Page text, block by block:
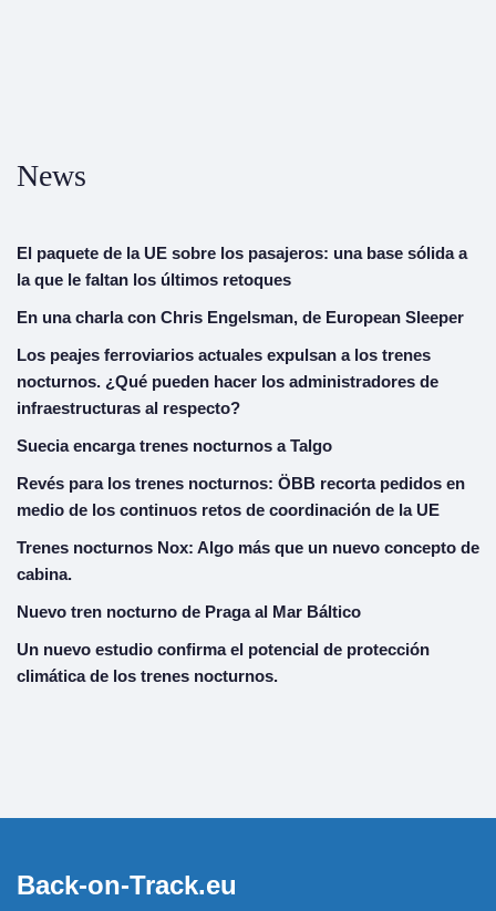
News
El paquete de la UE sobre los pasajeros: una base sólida a
la que le faltan los últimos retoques
En una charla con Chris Engelsman, de European Sleeper
Los peajes ferroviarios actuales expulsan a los trenes
nocturnos. ¿Qué pueden hacer los administradores de
infraestructuras al respecto?
Suecia encarga trenes nocturnos a Talgo
Revés para los trenes nocturnos: ÖBB recorta pedidos en
medio de los continuos retos de coordinación de la UE
Trenes nocturnos Nox: Algo más que un nuevo concepto de
cabina.
Nuevo tren nocturno de Praga al Mar Báltico
Un nuevo estudio confirma el potencial de protección
climática de los trenes nocturnos.
Back-on-Track.eu